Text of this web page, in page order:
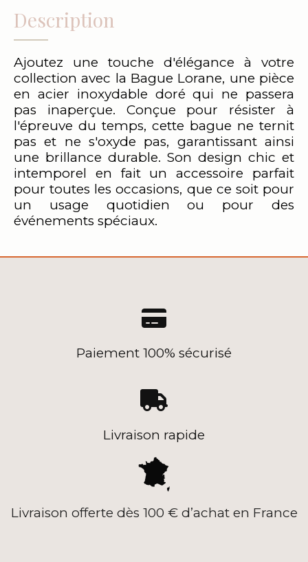
Description
Ajoutez une touche d'élégance à votre
collection avec la Bague Lorane, une pièce
en acier inoxydable doré qui ne passera
pas inaperçue. Conçue pour résister à
l'épreuve du temps, cette bague ne ternit
pas et ne s'oxyde pas, garantissant ainsi
une brillance durable. Son design chic et
intemporel en fait un accessoire parfait
pour toutes les occasions, que ce soit pour
un usage quotidien ou pour des
événements spéciaux.

Paiement 100% sécurisé

Livraison rapide
Livraison offerte dès 100 € d’achat en France